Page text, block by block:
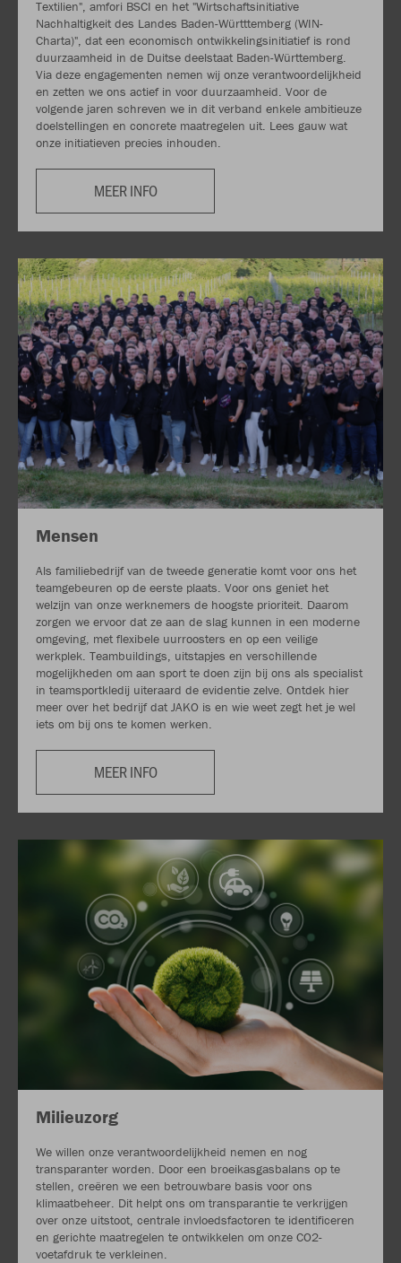
Textilien", amfori BSCI en het "Wirtschaftsinitiative
Nachhaltigkeit des Landes Baden-Württtemberg (WIN-
Charta)", dat een economisch ontwikkelingsinitiatief is rond
duurzaamheid in de Duitse deelstaat Baden-Württemberg.
Via deze engagementen nemen wij onze verantwoordelijkheid
en zetten we ons actief in voor duurzaamheid. Voor de
volgende jaren schreven we in dit verband enkele ambitieuze
doelstellingen en concrete maatregelen uit. Lees gauw wat
onze initiatieven precies inhouden.
MEER INFO
Mensen
Als familiebedrijf van de tweede generatie komt voor ons het
teamgebeuren op de eerste plaats. Voor ons geniet het
welzijn van onze werknemers de hoogste prioriteit. Daarom
zorgen we ervoor dat ze aan de slag kunnen in een moderne
omgeving, met flexibele uurroosters en op een veilige
werkplek. Teambuildings, uitstapjes en verschillende
mogelijkheden om aan sport te doen zijn bij ons als specialist
in teamsportkledij uiteraard de evidentie zelve. Ontdek hier
meer over het bedrijf dat JAKO is en wie weet zegt het je wel
iets om bij ons te komen werken.
MEER INFO
Milieuzorg
We willen onze verantwoordelijkheid nemen en nog
transparanter worden. Door een broeikasgasbalans op te
stellen, creëren we een betrouwbare basis voor ons
klimaatbeheer. Dit helpt ons om transparantie te verkrijgen
over onze uitstoot, centrale invloedsfactoren te identificeren
en gerichte maatregelen te ontwikkelen om onze CO2-
voetafdruk te verkleinen.